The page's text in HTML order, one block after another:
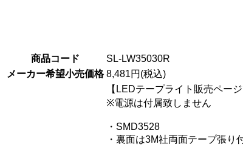
商品コード
SL-LW35030R
メーカー希望小売価格 8,481円(税込)
【LEDテープライト販売ページ
※電源は付属致しません
・SMD3528
・裏面は3M社両面テープ張り